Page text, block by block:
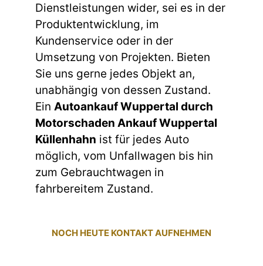
Dienstleistungen wider, sei es in der
Produktentwicklung, im
Kundenservice oder in der
Umsetzung von Projekten. Bieten
Sie uns gerne jedes Objekt an,
unabhängig von dessen Zustand.
Ein Autoankauf Wuppertal durch
Motorschaden Ankauf Wuppertal
Küllenhahn ist für jedes Auto
möglich, vom Unfallwagen bis hin
zum Gebrauchtwagen in
fahrbereitem Zustand.
NOCH HEUTE KONTAKT AUFNEHMEN